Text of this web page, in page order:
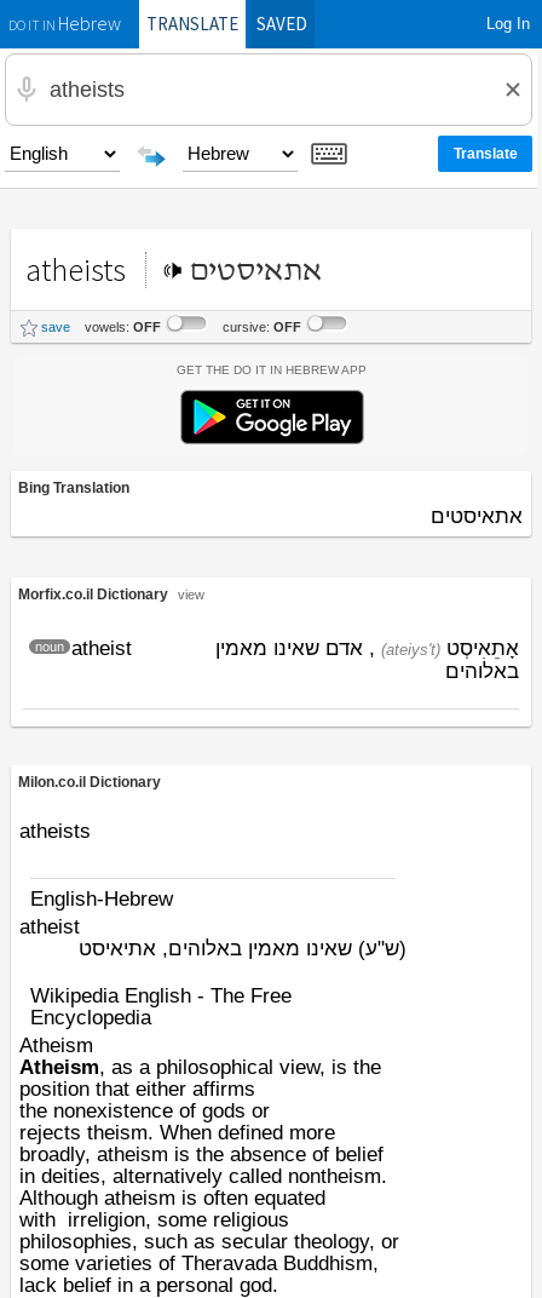
DO IT INHebrewTRANSLATE SAVED Log In
atheists אתאיסטים
save vowels: OFF cursive: OFF
Get the Do It In Hebrew App
Bing Translation
אתאיסטים
Morfix.co.il Dictionary view
atheist
noun (ateiys't) אָתֵאִיסְט
, אדם שאינו מאמין
באלוהים
Milon.co.il Dictionary
atheists
English-Hebrew
atheist
(ש"ע) שאינו מאמין באלוהים, אתיאיסט
Wikipedia English - The Free
Encyclopedia
Atheism
Atheism, as a philosophical view, is the
position that either affirms
the nonexistence of gods or
rejects theism. When defined more
broadly, atheism is the absence of belief
in deities, alternatively called nontheism.
Although atheism is often equated
with irreligion, some religious
philosophies, such as secular theology, or
some varieties of Theravada Buddhism,
lack belief in a personal god.